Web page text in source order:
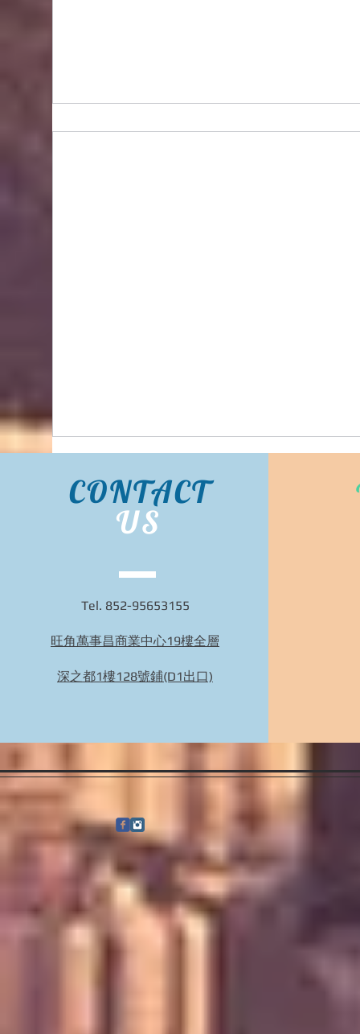
~日本團購~TB1002~帆立干し貝柱,北海道産~
極致鮮味、魅力十足！北海道産帆立干し貝
CONTACT
US
Tel. 852-95653155
旺角萬事昌商業中心19樓全層
深之都1樓128號鋪(D1出口)